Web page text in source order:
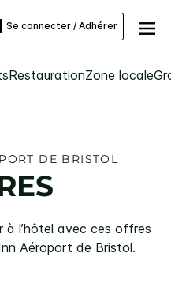
Se connecter / Adhérer
RestaurationZone locale
DE BRISTOL
à l’hôtel avec ces offres
Aéroport de Bristol.